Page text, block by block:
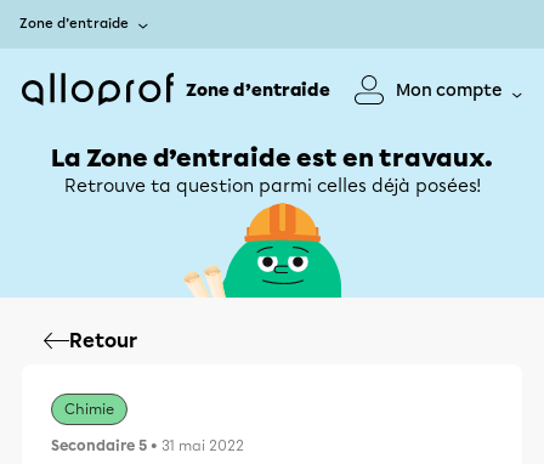
Zone d’entraide
Zone d’entraide Mon compte
La Zone d’entraide est en travaux.
Retrouve ta question parmi celles déjà posées!
Retour
Chimie
Secondaire 5 • 31 mai 2022